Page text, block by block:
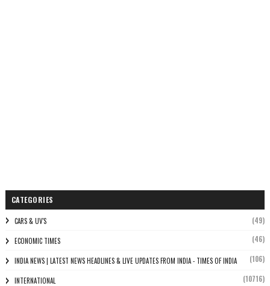
CATEGORIES
CARS & UV'S (49)
ECONOMIC TIMES (46)
INDIA NEWS | LATEST NEWS HEADLINES & LIVE UPDATES FROM INDIA - TIMES OF INDIA (106)
INTERNATIONAL (10716)